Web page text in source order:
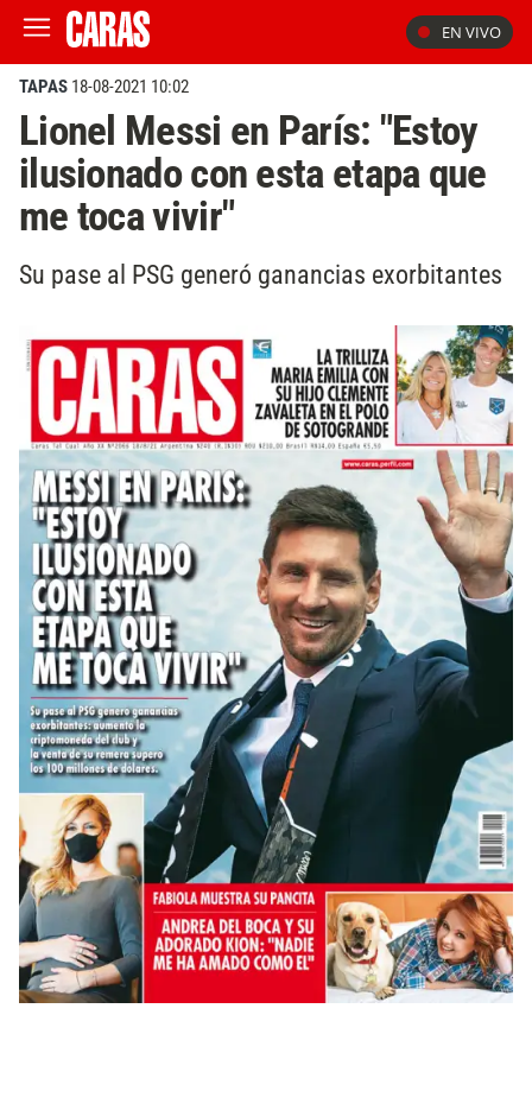
EN VIVO
TAPAS 18-08-2021 10:02
Lionel Messi en París: "Estoy
ilusionado con esta etapa que
me toca vivir"
Su pase al PSG generó ganancias exorbitantes